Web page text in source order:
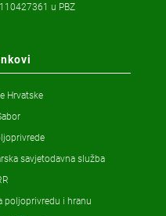
u PBZ
Hrvatske
savjetodavna služba
poljoprivredu i hranu